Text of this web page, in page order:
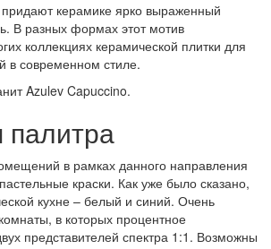
придают керамике ярко выраженный
В разных формах этот мотив
коллекциях керамической плитки для
в современном стиле.
Azulev Capuccino.
палитра
в рамках данного направления
краски. Как уже было сказано,
кухне – белый и синий. Очень
в которых процентное
представителей спектра 1:1. Возможны